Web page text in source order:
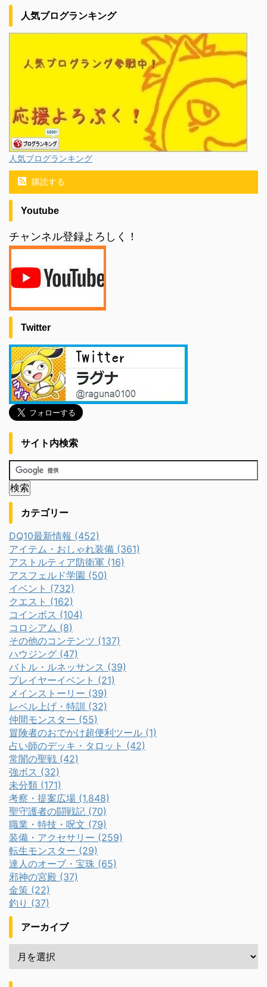
人気ブログランキング
人気ブログランキング
購読する
Youtube
チャンネル登録よろしく！
Twitter
サイト内検索
カテゴリー
DQ10最新情報 (452)
アイテム・おしゃれ装備 (361)
アストルティア防衛軍 (16)
アスフェルド学園 (50)
イベント (732)
クエスト (162)
コインボス (104)
コロシアム (8)
その他のコンテンツ (137)
ハウジング (47)
バトル・ルネッサンス (39)
プレイヤーイベント (21)
メインストーリー (39)
レベル上げ・特訓 (32)
仲間モンスター (55)
冒険者のおでかけ超便利ツール (1)
占い師のデッキ・タロット (42)
常闇の聖戦 (42)
強ボス (32)
未分類 (171)
考察・提案広場 (1,848)
聖守護者の闘戦記 (70)
職業・特技・呪文 (79)
装備・アクセサリー (259)
転生モンスター (29)
達人のオーブ・宝珠 (65)
邪神の宮殿 (37)
金策 (22)
釣り (37)
アーカイブ